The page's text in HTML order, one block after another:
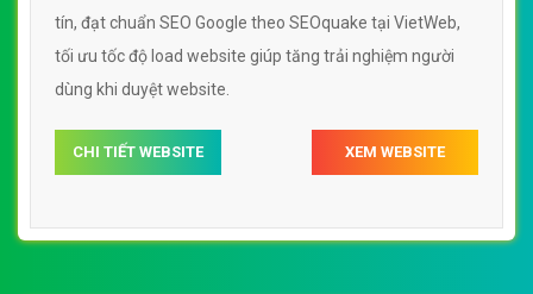
tín, đạt chuẩn SEO Google theo SEOquake tại VietWeb,
tối ưu tốc độ load website giúp tăng trải nghiệm người
dùng khi duyệt website.
CHI TIẾT WEBSITE XEM WEBSITE